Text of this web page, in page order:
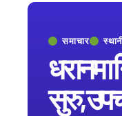
समाचार
धरानमा
सुरु,